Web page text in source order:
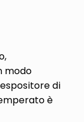
modo
di
è